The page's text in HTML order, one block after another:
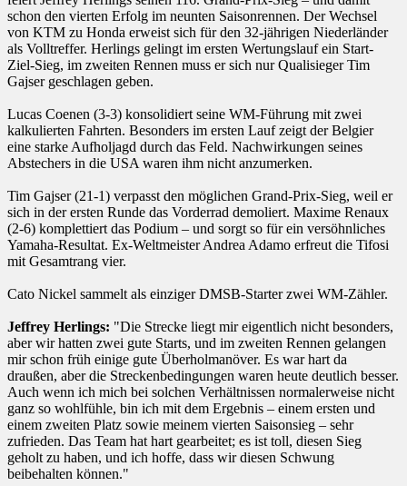
schon den vierten Erfolg im neunten Saisonrennen. Der Wechsel
von KTM zu Honda erweist sich für den 32-jährigen Niederländer
als Volltreffer. Herlings gelingt im ersten Wertungslauf ein Start-
Ziel-Sieg, im zweiten Rennen muss er sich nur Qualisieger Tim
Gajser geschlagen geben.
Lucas Coenen (3-3) konsolidiert seine WM-Führung mit zwei
kalkulierten Fahrten. Besonders im ersten Lauf zeigt der Belgier
eine starke Aufholjagd durch das Feld. Nachwirkungen seines
Abstechers in die USA waren ihm nicht anzumerken.
Tim Gajser (21-1) verpasst den möglichen Grand-Prix-Sieg, weil er
sich in der ersten Runde das Vorderrad demoliert. Maxime Renaux
(2-6) komplettiert das Podium – und sorgt so für ein versöhnliches
Yamaha-Resultat. Ex-Weltmeister Andrea Adamo erfreut die Tifosi
mit Gesamtrang vier.
Cato Nickel sammelt als einziger DMSB-Starter zwei WM-Zähler.
Jeffrey Herlings: "Die Strecke liegt mir eigentlich nicht besonders,
aber wir hatten zwei gute Starts, und im zweiten Rennen gelangen
mir schon früh einige gute Überholmanöver. Es war hart da
draußen, aber die Streckenbedingungen waren heute deutlich besser.
Auch wenn ich mich bei solchen Verhältnissen normalerweise nicht
ganz so wohlfühle, bin ich mit dem Ergebnis – einem ersten und
einem zweiten Platz sowie meinem vierten Saisonsieg – sehr
zufrieden. Das Team hat hart gearbeitet; es ist toll, diesen Sieg
geholt zu haben, und ich hoffe, dass wir diesen Schwung
beibehalten können."